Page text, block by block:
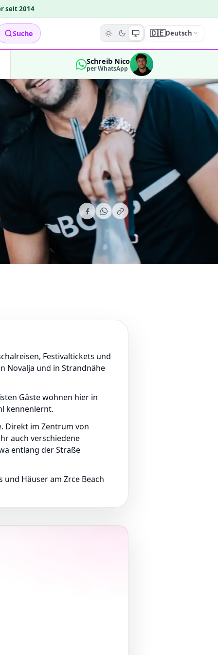
seit 2014
Suche 🇩🇪Deutsch
Schreib Nico
per WhatsApp
Festivaltickets und
Novalja und in Strandnähe
Gäste wohnen hier in
kennenlernt.
Direkt im Zentrum von
auch verschiedene
entlang der Straße
Häuser am Zrce Beach